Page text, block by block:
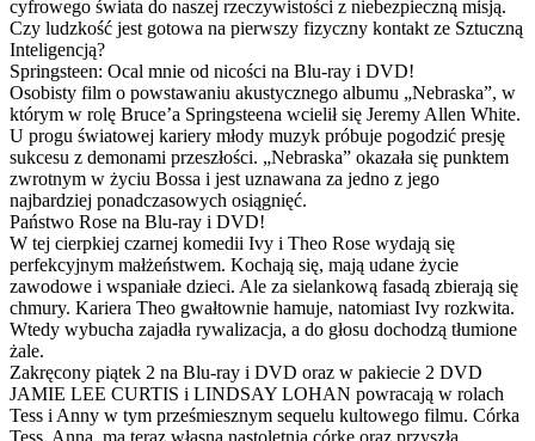
cyfrowego świata do naszej rzeczywistości z niebezpieczną misją.
Czy ludzkość jest gotowa na pierwszy fizyczny kontakt ze Sztuczną
Inteligencją?
Springsteen: Ocal mnie od nicości na Blu-ray i DVD!
Osobisty film o powstawaniu akustycznego albumu „Nebraska”, w
którym w rolę Bruce’a Springsteena wcielił się Jeremy Allen White.
U progu światowej kariery młody muzyk próbuje pogodzić presję
sukcesu z demonami przeszłości. „Nebraska” okazała się punktem
zwrotnym w życiu Bossa i jest uznawana za jedno z jego
najbardziej ponadczasowych osiągnięć.
Państwo Rose na Blu-ray i DVD!
W tej cierpkiej czarnej komedii Ivy i Theo Rose wydają się
perfekcyjnym małżeństwem. Kochają się, mają udane życie
zawodowe i wspaniałe dzieci. Ale za sielankową fasadą zbierają się
chmury. Kariera Theo gwałtownie hamuje, natomiast Ivy rozkwita.
Wtedy wybucha zajadła rywalizacja, a do głosu dochodzą tłumione
żale.
Zakręcony piątek 2 na Blu-ray i DVD oraz w pakiecie 2 DVD
JAMIE LEE CURTIS i LINDSAY LOHAN powracają w rolach
Tess i Anny w tym prześmiesznym sequelu kultowego filmu. Córka
Tess, Anna, ma teraz własną nastoletnią córkę oraz przyszłą